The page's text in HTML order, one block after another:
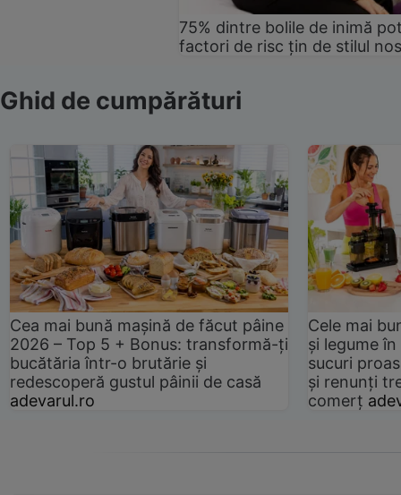
75% dintre bolile de inimă
factori de risc țin de stilul
Ghid de cumpărături
Cea mai bună mașină de făcut pâine
2026 – Top 5 + Bonus: transformă-ți
bucătăria într-o brutărie și
redescoperă gustul pâinii de casă
adevarul.ro
Cele mai
și legume
sucuri
și renunți
comerț